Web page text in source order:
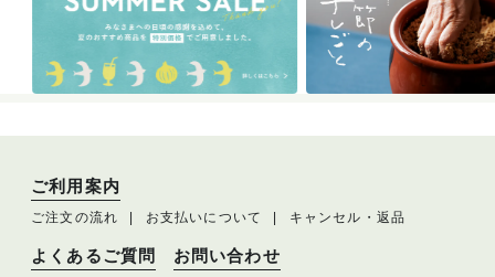
ご利用案内
ご注文の流れ お支払いについて キャンセル・返品
よくあるご質問 お問い合わせ